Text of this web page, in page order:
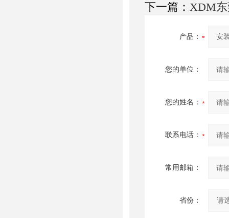
下一篇： XDM
产品：
您的单位：
您的姓名：
联系电话：
常用邮箱：
省份：